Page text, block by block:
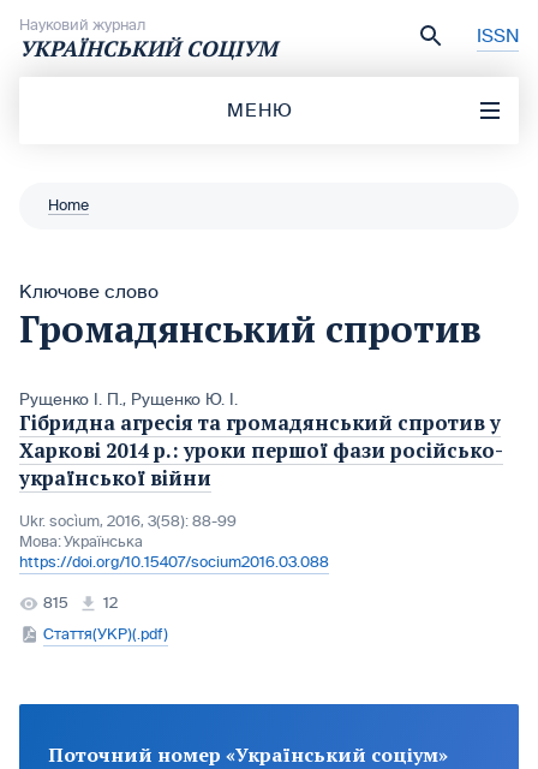
Науковий журнал
УКРАЇНСЬКИЙ СОЦІУМ ISSN
МЕНЮ
Home
Ключове слово
Громадянський спротив
Рущенко І. П., Рущенко Ю. І.
Гібридна агресія та громадянський спротив у
Харкові 2014 р.: уроки першої фази російсько-
української війни
Ukr. socìum, 2016, 3(58): 88-99
Мова:Українська
https://doi.org/10.15407/socium2016.03.088
815
12
Стаття(УКР)(.pdf)
Поточний номер «Український соціум»